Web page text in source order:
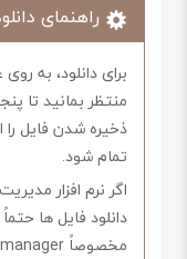
راهنمای
برای دانلود، به
منتظر بمانید تا
ذخیره شدن فایل را
تمام شود.
اگر نرم افزار
دانلود فایل ها
مخصوصاً internet download manager استفاده کنید.